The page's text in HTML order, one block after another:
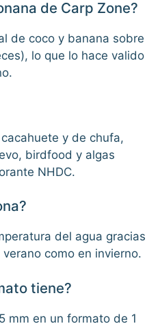
de Carp Zone?
de coco y banana sobre
lo que lo hace valido
y de chufa,
birdfood y algas
NHDC.
del agua gracias
como en invierno.
tiene?
mm en un formato de 1